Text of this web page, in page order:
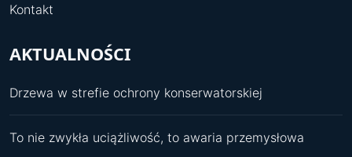
Kontakt
AKTUALNOŚCI
Drzewa w strefie ochrony konserwatorskiej
To nie zwykła uciążliwość, to awaria przemysłowa